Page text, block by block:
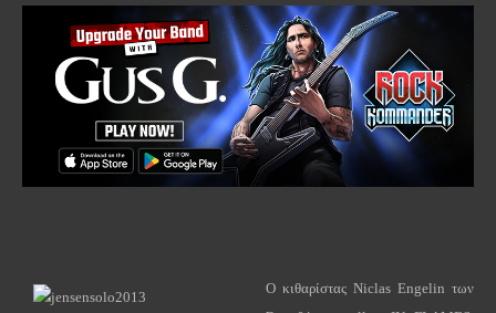
Ο κιθαρίστας Niclas Engelin των